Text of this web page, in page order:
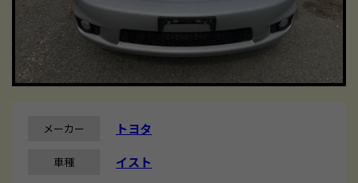
メーカー トヨタ
車種 イスト